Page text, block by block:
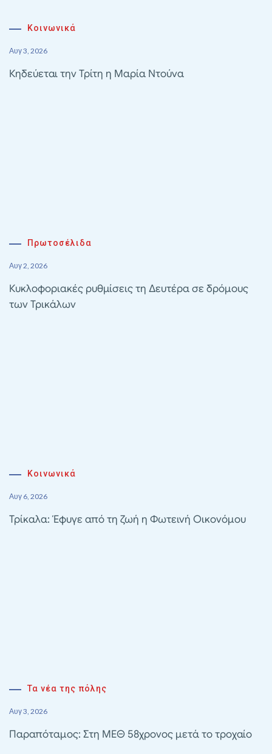
Κοινωνικά
Αυγ 3, 2026
Κηδεύεται την Τρίτη η Μαρία Ντούνα
Πρωτοσέλιδα
Αυγ 2, 2026
Κυκλοφοριακές ρυθμίσεις τη Δευτέρα σε δρόμους
των Τρικάλων
Κοινωνικά
Αυγ 6, 2026
Τρίκαλα: Έφυγε από τη ζωή η Φωτεινή Οικονόμου
Τα νέα της πόλης
Αυγ 3, 2026
Παραπόταμος: Στη ΜΕΘ 58χρονος μετά το τροχαίο